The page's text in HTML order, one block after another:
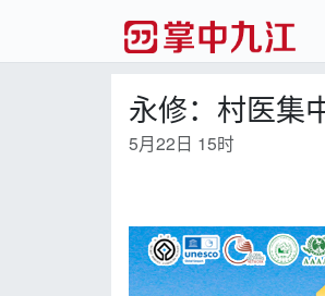
永修：村医集
5月22日 15时